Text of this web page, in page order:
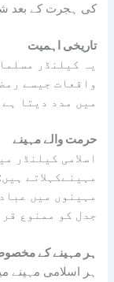
کی ہجرت کے بعد
تاریخی اہمیت
یہ کیلنڈر
واقعات جیسے
میں مدد دیتا
حرمت والے مہینے
اسلامی کیلنڈر
مہینےکہلاتے
مہینوں میں
جدل کو ممنوع
ہر مہینے کے
ہر اسلامی مہینے